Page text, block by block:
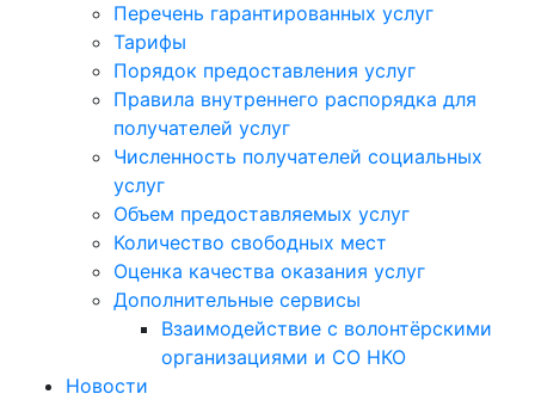
Перечень гарантированных услуг
Тарифы
Порядок предоставления услуг
Правила внутреннего распорядка для
получателей услуг
Численность получателей социальных
услуг
Объем предоставляемых услуг
Количество свободных мест
Оценка качества оказания услуг
Дополнительные сервисы
Взаимодействие с волонтёрскими
организациями и СО НКО
Новости